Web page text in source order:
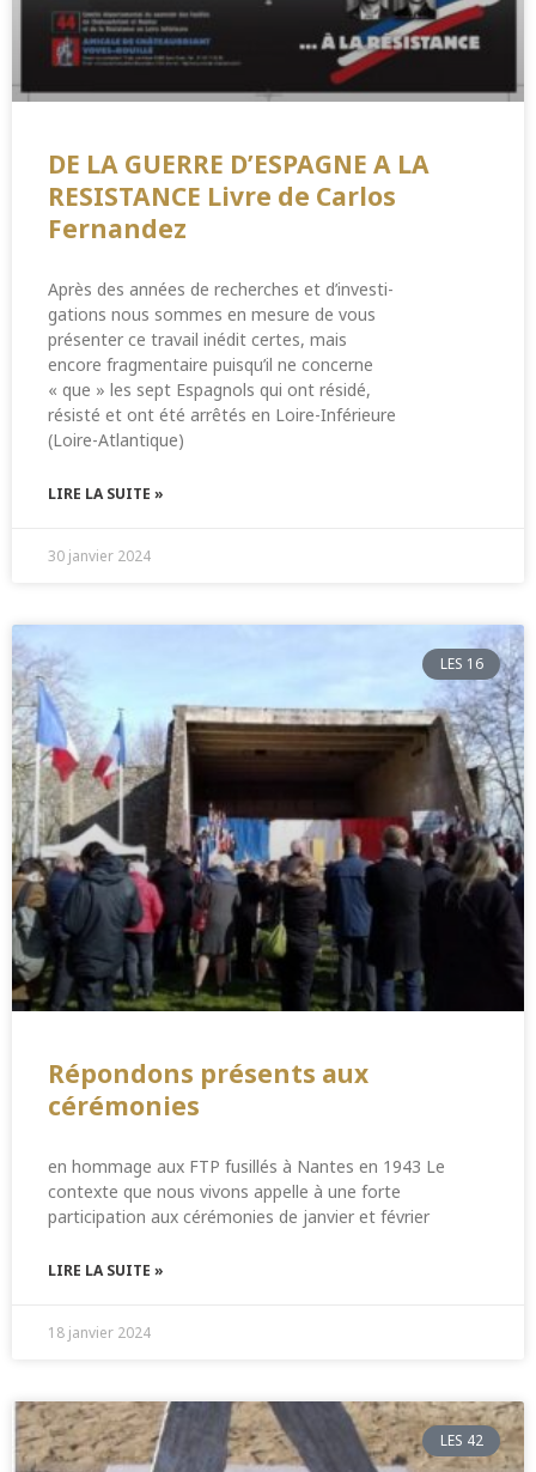
DE LA GUERRE D’ESPAGNE A LA
RESISTANCE Livre de Carlos
Fernandez
Après des années de recherches et d’investi-
gations nous sommes en mesure de vous
présenter ce travail inédit certes, mais
encore fragmentaire puisqu’il ne concerne
« que » les sept Espagnols qui ont résidé,
résisté et ont été arrêtés en Loire-Inférieure
(Loire-Atlantique)
LIRE LA SUITE »
30 janvier 2024
LES 16
Répondons présents aux
cérémonies
en hommage aux FTP fusillés à Nantes en 1943 Le
contexte que nous vivons appelle à une forte
participation aux cérémonies de janvier et février
LIRE LA SUITE »
18 janvier 2024
LES 42